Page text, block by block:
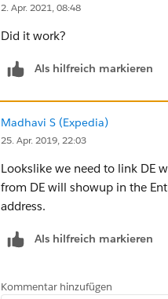
2. Apr. 2021, 08:48
Did it work?
Als hilfreich markieren
Madhavi S (Expedia)
25. Apr. 2019, 22:03
Lookslike we need to link DE
from DE will showup in the
address.
Als hilfreich markieren
Kommentar hinzufügen